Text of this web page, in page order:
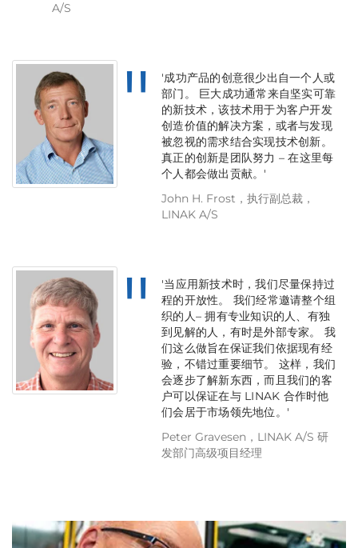
A/S
'成功产品的创意很少出自一个人或
部门。 巨大成功通常来自坚实可靠
的新技术，该技术用于为客户开发
创造价值的解决方案，或者与发现
被忽视的需求结合实现技术创新。
真正的创新是团队努力 – 在这里每
个人都会做出贡献。'
John H. Frost，执行副总裁，
LINAK A/S
'当应用新技术时，我们尽量保持过
程的开放性。 我们经常邀请整个组
织的人– 拥有专业知识的人、有独
到见解的人，有时是外部专家。 我
们这么做旨在保证我们依据现有经
验，不错过重要细节。 这样，我们
会逐步了解新东西，而且我们的客
户可以保证在与 LINAK 合作时他
们会居于市场领先地位。'
Peter Gravesen，LINAK A/S 研
发部门高级项目经理